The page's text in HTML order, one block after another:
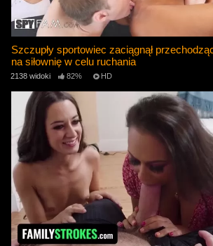
Szczupły sportowiec zaciągnął
na siłownię w celu ruchania
2138 widoki 82% HD